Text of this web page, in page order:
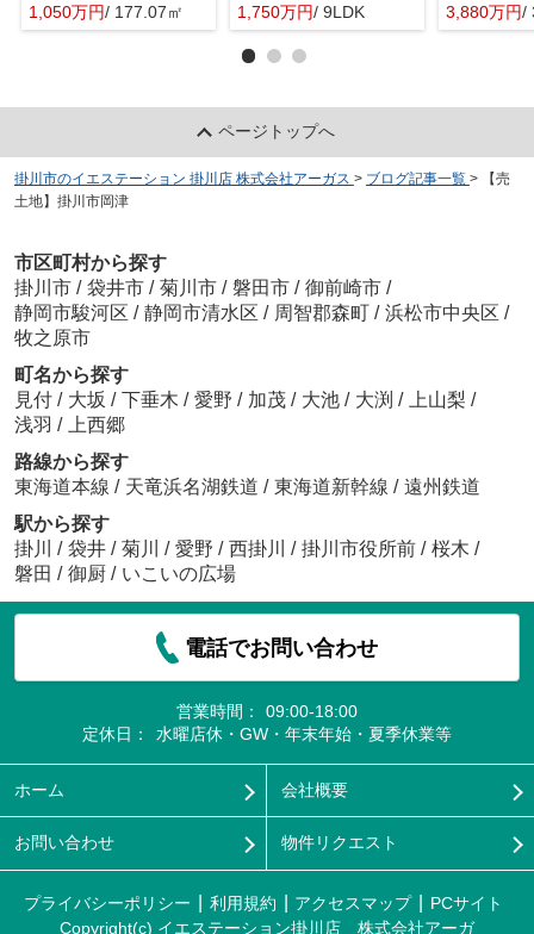
1,050万円/ 177.07㎡
1,750万円/ 9LDK
3,880万円/
ページトップへ
掛川市のイエステーション 掛川店 株式会社アーガス > ブログ記事一覧 >
【売
土地】掛川市岡津
市区町村から探す
掛川市 / 袋井市 / 菊川市 / 磐田市 / 御前崎市 /
静岡市駿河区 / 静岡市清水区 / 周智郡森町 / 浜松市中央区 /
牧之原市
町名から探す
見付 / 大坂 / 下垂木 / 愛野 / 加茂 / 大池 / 大渕 / 上山梨 /
浅羽 /
上西郷
路線から探す
東海道本線 / 天竜浜名湖鉄道 / 東海道新幹線 / 遠州鉄道
駅から探す
掛川
/ 袋井 / 菊川 / 愛野 / 西掛川 / 掛川市役所前 / 桜木 /
磐田 / 御厨 / いこいの広場
電話でお問い合わせ
営業時間：
09:00-18:00
定休日：
水曜店休・GW・年末年始・夏季休業等
ホーム 会社概要
お問い合わせ 物件リクエスト
プライバシーポリシー 利用規約 アクセスマップ
PCサイト
Copyright(c) イエステーション掛川店 株式会社アーガ